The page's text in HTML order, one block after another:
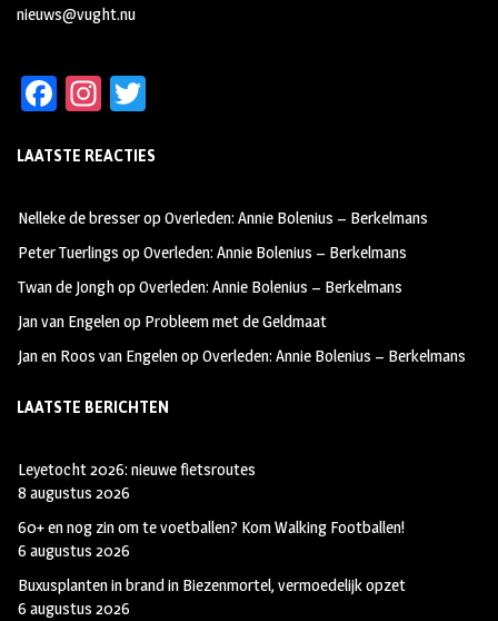
nieuws@vught.nu
Fa
b
oo
k
In
ag
m
tt
LAATSTE REACTIES
Nelleke de bresseropOverleden: Annie Bolenius – Berkelmans
Peter Tuerlings opOverleden: Annie Bolenius – Berkelmans
Twan de JonghopOverleden: Annie Bolenius – Berkelmans
Jan van Engelenop Probleem met de Geldmaat
Jan en Roos van EngelenopOverleden: Annie Bolenius – Berkelmans
LAATSTE BERICHTEN
Leyetocht 2026: nieuwe fietsroutes
8 augustus 2026
60+ en nog zin om te voetballen? Kom Walking Footballen!
6 augustus 2026
Buxusplanten in brand in Biezenmortel, vermoedelijk opzet
6 augustus 2026